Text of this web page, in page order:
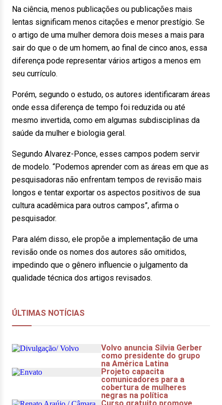
Na ciência, menos publicações ou publicações mais
lentas significam menos citações e menor prestígio. Se
o artigo de uma mulher demora dois meses a mais para
sair do que o de um homem, ao final de cinco anos, essa
diferença pode representar vários artigos a menos em
seu currículo.
Porém, segundo o estudo, os autores identificaram áreas
onde essa diferença de tempo foi reduzida ou até
mesmo invertida, como em algumas subdisciplinas da
saúde da mulher e biologia geral.
Segundo Alvarez-Ponce, esses campos podem servir
de modelo. “Podemos aprender com as áreas em que as
pesquisadoras não enfrentam tempos de revisão mais
longos e tentar exportar os aspectos positivos de sua
cultura acadêmica para outros campos”, afirma o
pesquisador.
Para além disso, ele propõe a implementação de uma
revisão onde os nomes dos autores são omitidos,
impedindo que o gênero influencie o julgamento da
qualidade técnica dos artigos revisados.